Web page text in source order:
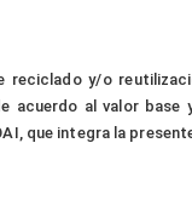
reciclado y/o
acuerdo al valor base
que integra la